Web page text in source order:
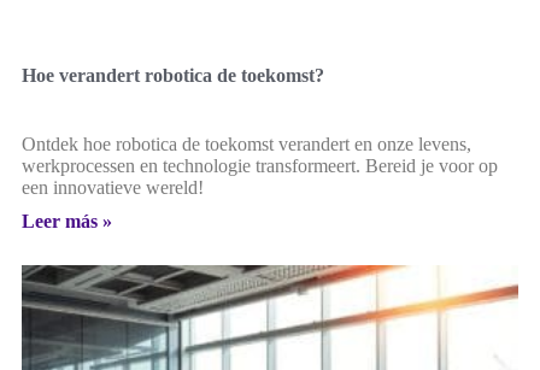
Hoe verandert robotica de toekomst?
Ontdek hoe robotica de toekomst verandert en onze levens,
werkprocessen en technologie transformeert. Bereid je voor op
een innovatieve wereld!
Leer más »